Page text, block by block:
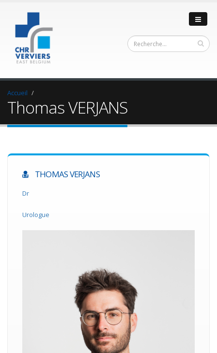
Accueil
Thomas VERJANS
THOMAS VERJANS
Dr
Urologue